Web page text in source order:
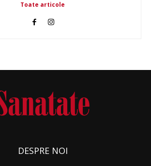
Toate articole
DESPRE NOI